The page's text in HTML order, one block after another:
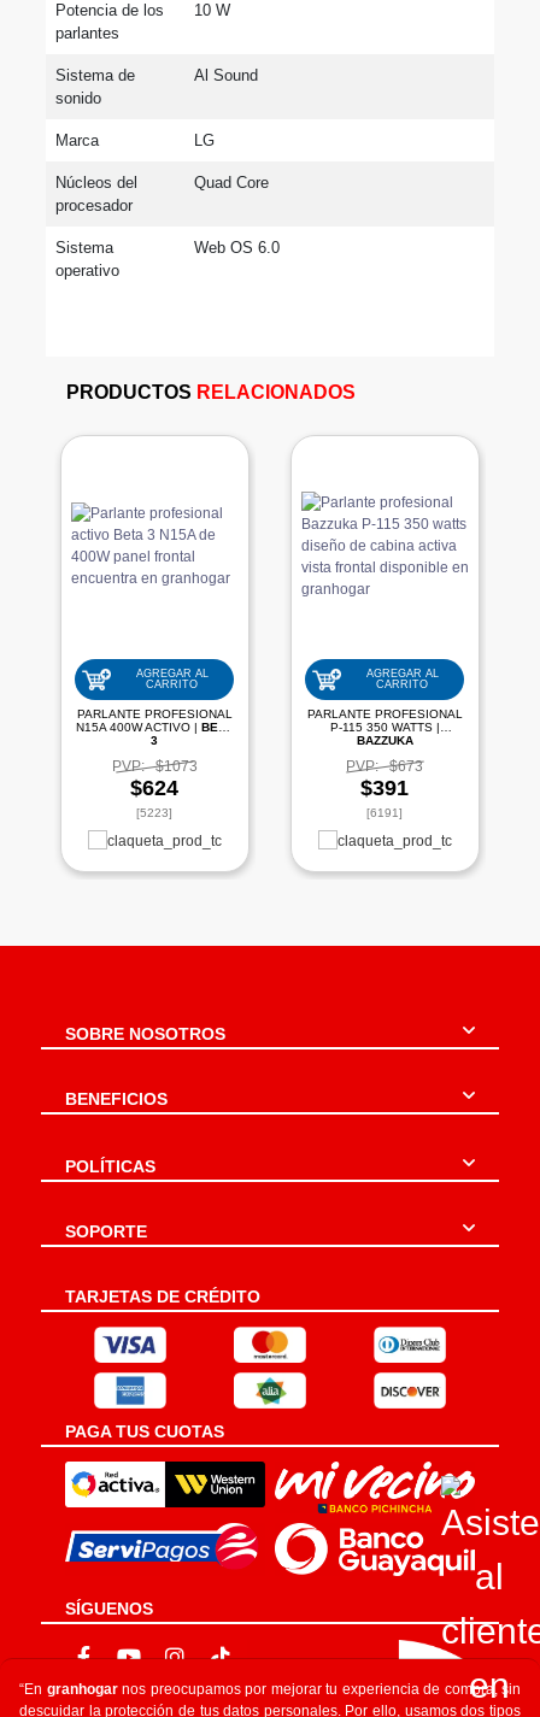
“En granhogarnos preocupamos por mejorar tu experiencia de compra, sin
descuidar la protección de tus datos personales. Por ello, usamos dos tipos
Potencia de los
parlantes
10 W
Sistema de
sonido
Al Sound
Marca LG
Núcleos del
procesador
Quad Core
Sistema
operativo
Web OS 6.0
PRODUCTOS RELACIONADOS
AGREGAR AL
CARRITO
PARLANTE PROFESIONAL
N15A 400W ACTIVO |BETA
3
PVP: $1073
$624
[5223]
AGREGAR AL
CARRITO
PARLANTE PROFESIONAL
P-115 350 WATTS |
BAZZUKA
PVP: $673
$391
[6191]
SOBRE NOSOTROS
BENEFICIOS
POLÍTICAS
SOPORTE
TARJETAS DE CRÉDITO
PAGA TUS CUOTAS
SÍGUENOS